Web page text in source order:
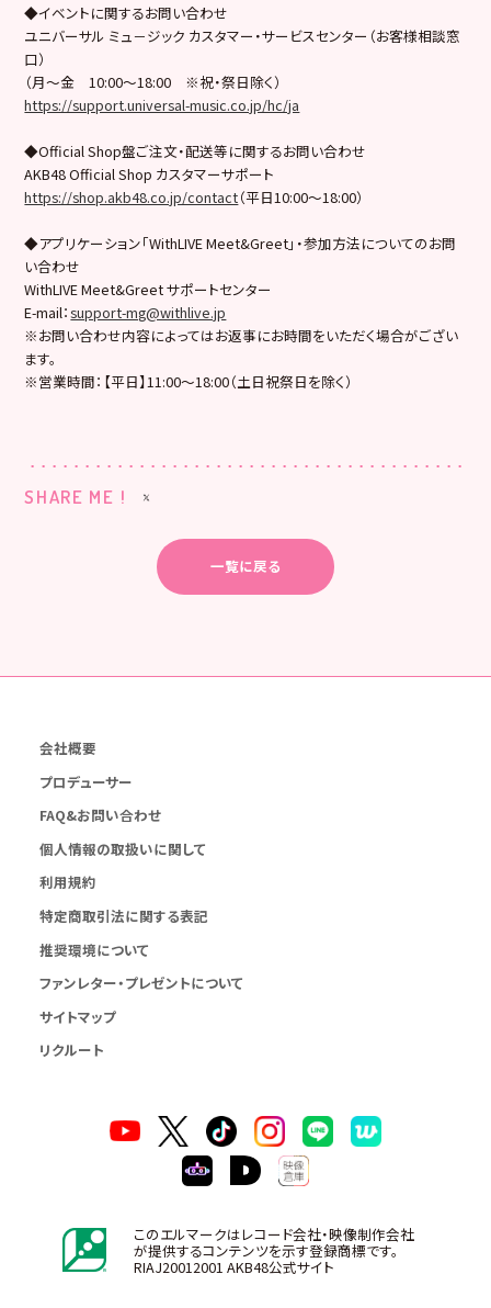
◆イベントに関するお問い合わせ
ユニバーサル ミュ－ジック カスタマー・サービスセンター（お客様相談窓
口）
（月～金 10:00～18:00 ※祝・祭日除く）
https://support.universal-music.co.jp/hc/ja
◆Official Shop盤ご注文・配送等に関するお問い合わせ
AKB48 Official Shop カスタマーサポート
https://shop.akb48.co.jp/contact（平日10:00～18:00）
◆アプリケーション「WithLIVE Meet&Greet」・参加方法についてのお問
い合わせ
WithLIVE Meet&Greet サポートセンター
E-mail：support-mg@withlive.jp
※お問い合わせ内容によってはお返事にお時間をいただく場合がござい
ます。
※営業時間：【平日】11:00〜18:00（土日祝祭日を除く）
SHARE ME !
一覧に戻る
会社概要
プロデューサー
FAQ&お問い合わせ
個人情報の取扱いに関して
利用規約
特定商取引法に関する表記
推奨環境について
ファンレター・プレゼントについて
サイトマップ
リクルート
このエルマークはレコード会社・映像制作会社
が提供するコンテンツを示す登録商標です。
RIAJ20012001 AKB48公式サイト